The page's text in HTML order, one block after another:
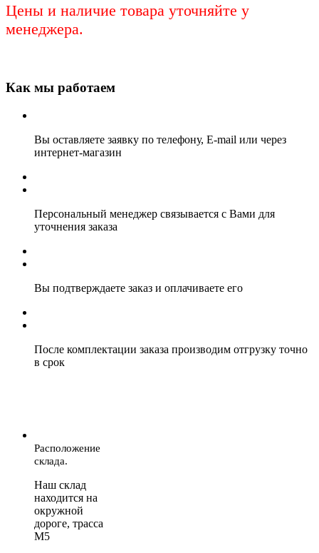
Цены и наличие товара уточняйте у
менеджера.
Как мы работаем
Вы оставляете заявку по телефону, E-mail или через
интернет-магазин
Персональный менеджер связывается с Вами для
уточнения заказа
Вы подтверждаете заказ и оплачиваете его
После комплектации заказа производим отгрузку точно
в срок
Расположение
склада.
Наш склад
находится на
окружной
дороге, трасса
М5